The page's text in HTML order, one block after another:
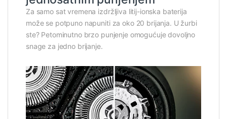
Za samo sat vremena izdržljiva litij-ionska baterija
može se potpuno napuniti za oko 20 brijanja. U žurbi
ste? Petominutno brzo punjenje omogućuje dovoljno
snage za jedno brijanje.